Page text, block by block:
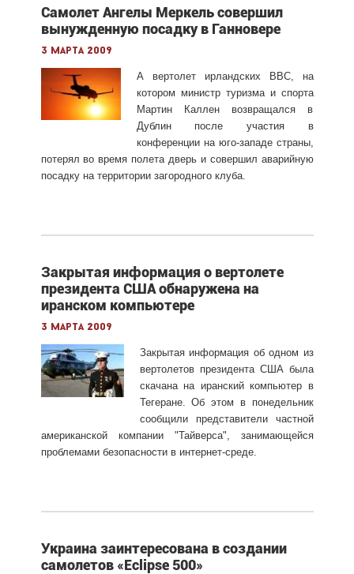
Самолет Ангелы Меркель совершил
вынужденную посадку в Ганновере
3 марта 2009
А вертолет ирландских ВВС, на
котором министр туризма и спорта
Мартин Каллен возвращался в
Дублин после участия в
конференции на юго-западе страны,
потерял во время полета дверь и совершил аварийную
посадку на территории загородного клуба.
Закрытая информация о вертолете
президента США обнаружена на
иранском компьютере
3 марта 2009
Закрытая информация об одном из
вертолетов президента США была
скачана на иранский компьютер в
Тегеране. Об этом в понедельник
сообщили представители частной
американской компании "Тайверса", занимающейся
проблемами безопасности в интернет-среде.
Украина заинтересована в создании
самолетов «Eclipse 500»